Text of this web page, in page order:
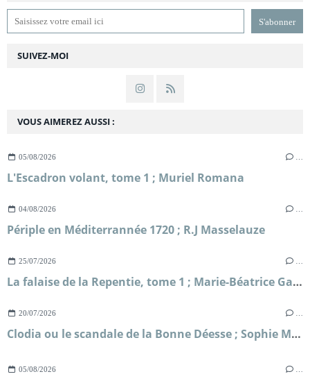
SUIVEZ-MOI
VOUS AIMEREZ AUSSI :
05/08/2026
L'Escadron volant, tome 1 ; Muriel Romana
04/08/2026
Périple en Méditerrannée 1720 ; R.J Masselauze
25/07/2026
La falaise de la Repentie, tome 1 ; Marie-Béatrice Gauvin
20/07/2026
Clodia ou le scandale de la Bonne Déesse ; Sophie Malick-Prunier
05/08/2026